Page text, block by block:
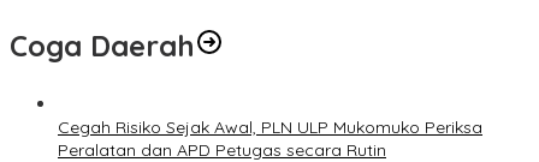
Coga Daerah
Cegah Risiko Sejak Awal, PLN ULP Mukomuko Periksa
Peralatan dan APD Petugas secara Rutin